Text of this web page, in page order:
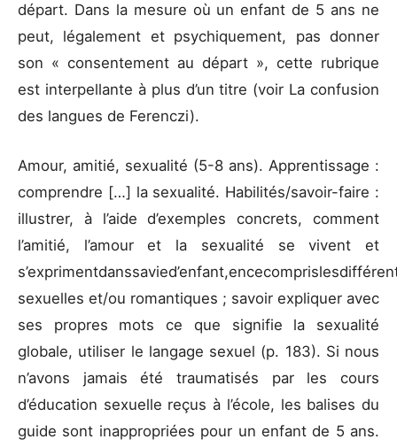
départ. Dans la mesure où un enfant de 5 ans ne
peut, légalement et psychiquement, pas donner
son « consentement au départ », cette rubrique
est interpellante à plus d’un titre (voir La confusion
des langues de Ferenczi).
Amour, amitié, sexualité (5-8 ans). Apprentissage :
comprendre […] la sexualité. Habilités/savoir-faire :
illustrer, à l’aide d’exemples concrets, comment
l’amitié, l’amour et la sexualité se vivent et
sexuelles et/ou romantiques ; savoir expliquer avec
ses propres mots ce que signifie la sexualité
globale, utiliser le langage sexuel (p. 183). Si nous
n’avons jamais été traumatisés par les cours
d’éducation sexuelle reçus à l’école, les balises du
guide sont inappropriées pour un enfant de 5 ans.